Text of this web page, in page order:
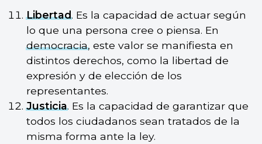
Libertad. Es la capacidad de actuar según
lo que una persona cree o piensa. En
democracia, este valor se manifiesta en
distintos derechos, como la libertad de
expresión y de elección de los
representantes.
Justicia. Es la capacidad de garantizar que
todos los ciudadanos sean tratados de la
misma forma ante la ley.